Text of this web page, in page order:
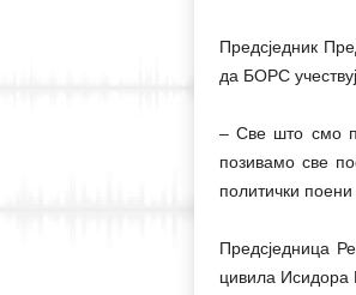
Предсједник
да БОРС
– Све што смо
позивамо све
политички поени
Предсједница
цивила Исидора